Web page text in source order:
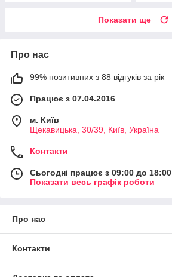
Показати ще
Про нас
99% позитивних з 88 відгуків за рік
Працює з 07.04.2016
м. Київ
Щекавицька, 30/39, Київ, Україна
Контакти
Сьогодні працює з 09:00 до 18:00
Показати весь графік роботи
Про нас
Контакти